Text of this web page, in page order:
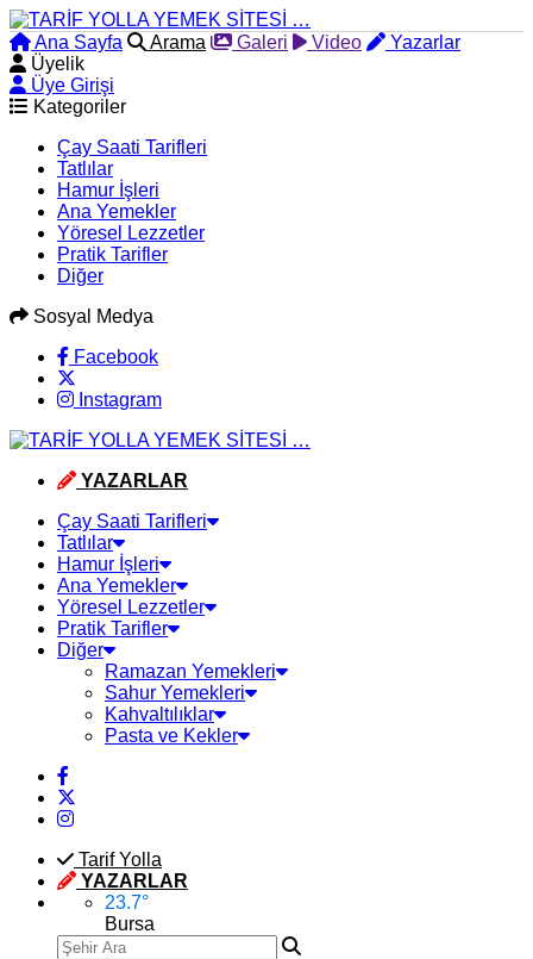
Ana Sayfa Arama Galeri Video
Yazarlar
Üyelik
Üye Girişi
Kategoriler
Çay Saati Tarifleri
Tatlılar
Hamur İşleri
Ana Yemekler
Yöresel Lezzetler
Pratik Tarifler
Diğer
Sosyal Medya
Facebook
Instagram
YAZARLAR
Çay Saati Tarifleri
Tatlılar
Hamur İşleri
Ana Yemekler
Yöresel Lezzetler
Pratik Tarifler
Diğer
Ramazan Yemekleri
Sahur Yemekleri
Kahvaltılıklar
Pasta ve Kekler
Tarif Yolla
YAZARLAR
23.7°
Bursa